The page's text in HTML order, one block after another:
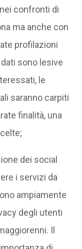
confronti di
ma anche con
profilazioni
sono lesive
le
saranno carpiti
finalità, una
dei social
i servizi da
ampiamente
degli utenti
Il